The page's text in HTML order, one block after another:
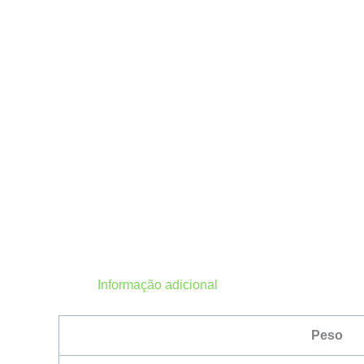
Informação adicional
Peso